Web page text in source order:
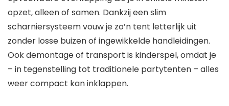
opzet, alleen of samen. Dankzij een slim
scharniersysteem vouw je zo’n tent letterlijk uit
zonder losse buizen of ingewikkelde handleidingen.
Ook demontage of transport is kinderspel, omdat je
– in tegenstelling tot traditionele partytenten – alles
weer compact kan inklappen.